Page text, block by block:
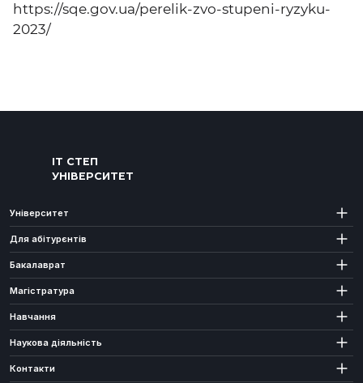
https://sqe.gov.ua/perelik-zvo-stupeni-ryzyku-
2023/
ІТ СТЕП
УНІВЕРСИТЕТ
Університет
Для абітурєнтів
Бакалаврат
Магістратура
Навчання
Наукова діяльність
Контакти